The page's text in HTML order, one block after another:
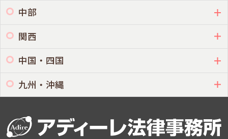
中部
関西
中国・四国
九州・沖縄